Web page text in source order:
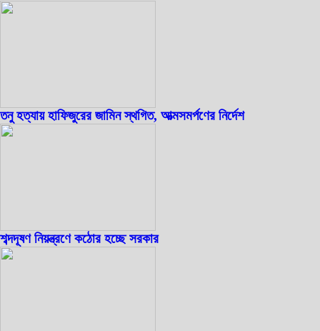
তনু হত্যায় হাফিজুরের জামিন স্থগিত, আত্মসমর্পণের নির্দেশ
শব্দদূষণ নিয়ন্ত্রণে কঠোর হচ্ছে সরকার